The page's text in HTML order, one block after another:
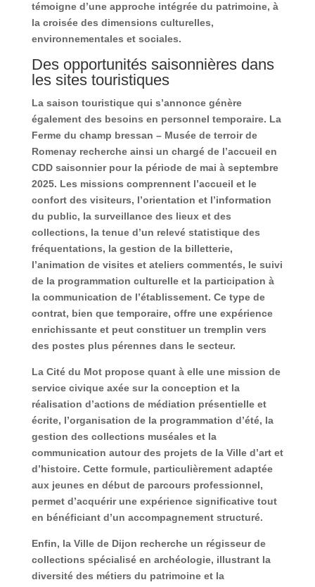
témoigne d’une approche intégrée du patrimoine, à
la croisée des dimensions culturelles,
environnementales et sociales.
Des opportunités saisonnières dans
les sites touristiques
La saison touristique qui s’annonce génère
également des besoins en personnel temporaire. La
Ferme du champ bressan – Musée de terroir de
Romenay recherche ainsi un chargé de l’accueil en
CDD saisonnier pour la période de mai à septembre
2025. Les missions comprennent l’accueil et le
confort des visiteurs, l’orientation et l’information
du public, la surveillance des lieux et des
collections, la tenue d’un relevé statistique des
fréquentations, la gestion de la billetterie,
l’animation de visites et ateliers commentés, le suivi
de la programmation culturelle et la participation à
la communication de l’établissement. Ce type de
contrat, bien que temporaire, offre une expérience
enrichissante et peut constituer un tremplin vers
des postes plus pérennes dans le secteur.
La Cité du Mot propose quant à elle une mission de
service civique axée sur la conception et la
réalisation d’actions de médiation présentielle et
écrite, l’organisation de la programmation d’été, la
gestion des collections muséales et la
communication autour des projets de la Ville d’art et
d’histoire. Cette formule, particulièrement adaptée
aux jeunes en début de parcours professionnel,
permet d’acquérir une expérience significative tout
en bénéficiant d’un accompagnement structuré.
Enfin, la Ville de Dijon recherche un régisseur de
collections spécialisé en archéologie, illustrant la
diversité des métiers du patrimoine et la